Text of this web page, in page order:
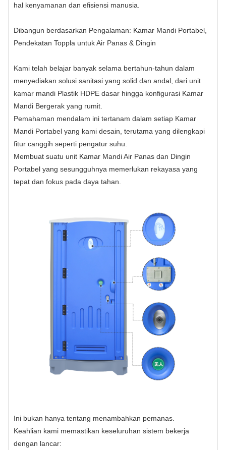
hal kenyamanan dan efisiensi manusia.
Dibangun berdasarkan Pengalaman: Kamar Mandi Portabel,
Pendekatan Toppla untuk Air Panas & Dingin
Kami telah belajar banyak selama bertahun-tahun dalam
menyediakan solusi sanitasi yang solid dan andal, dari unit
kamar mandi Plastik HDPE dasar hingga konfigurasi Kamar
Mandi Bergerak yang rumit.
Pemahaman mendalam ini tertanam dalam setiap Kamar
Mandi Portabel yang kami desain, terutama yang dilengkapi
fitur canggih seperti pengatur suhu.
Membuat suatu unit Kamar Mandi Air Panas dan Dingin
Portabel yang sesungguhnya memerlukan rekayasa yang
tepat dan fokus pada daya tahan.
Ini bukan hanya tentang menambahkan pemanas.
Keahlian kami memastikan keseluruhan sistem bekerja
dengan lancar: